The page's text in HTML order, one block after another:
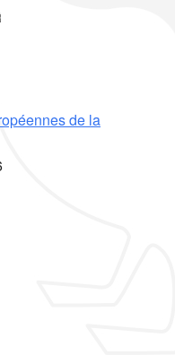
de la